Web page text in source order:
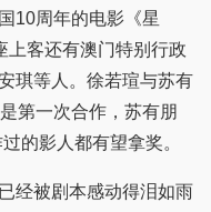
10周年的电影《星
上客还有澳门特别行政
琪等人。徐若瑄与苏有
第一次合作，苏有朋
的影人都有望拿奖。
被剧本感动得泪如雨